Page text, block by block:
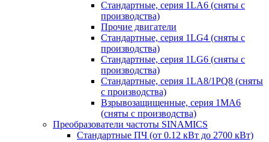
Стандартные, серия 1LA6 (сняты с
производства)
Прочие двигатели
Стандартные, серия 1LG4 (сняты с
производства)
Стандартные, серия 1LG6 (сняты с
производства)
Стандартные, серия 1LA8/1PQ8 (сняты
с производства)
Взрывозащищенные, серия 1MA6
(сняты с производства)
Преобразователи частоты SINAMICS
Стандартные ПЧ (от 0.12 кВт до 2700 кВт)